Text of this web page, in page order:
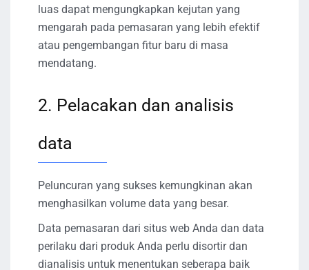
luas dapat mengungkapkan kejutan yang
mengarah pada pemasaran yang lebih efektif
atau pengembangan fitur baru di masa
mendatang.
2. Pelacakan dan analisis
data
Peluncuran yang sukses kemungkinan akan
menghasilkan volume data yang besar.
Data pemasaran dari situs web Anda dan data
perilaku dari produk Anda perlu disortir dan
dianalisis untuk menentukan seberapa baik